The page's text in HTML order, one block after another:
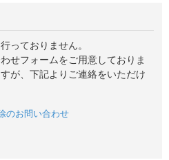
っておりません。
せフォームをご用意しておりま
が、下記よりご連絡をいただけ
のお問い合わせ